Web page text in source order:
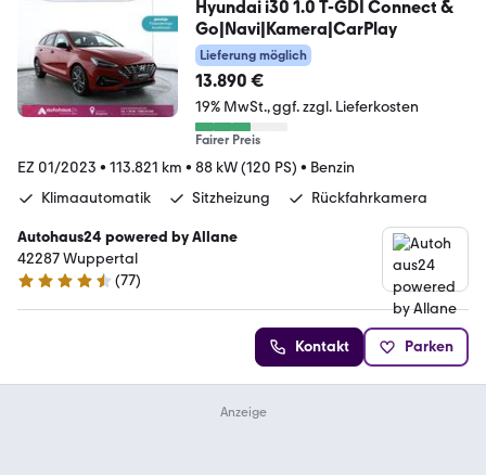
Hyundai i30 1.0 T-GDI Connect &
Go|Navi|Kamera|CarPlay
Lieferung möglich
13.890 €
19% MwSt. ggf. zzgl. Lieferkosten
Fairer Preis
EZ 01/2023 • 113.821 km • 88 kW (120 PS) • Benzin
Klimaautomatik
Sitzheizung Rückfahrkamera
Autohaus24 powered by Allane
42287 Wuppertal
4.5 Sterne
(77)
Kontakt Parken